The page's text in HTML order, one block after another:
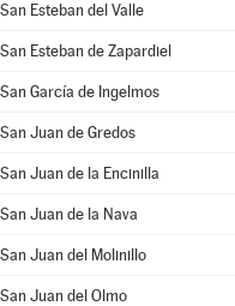
San Esteban del Valle
San Esteban de Zapardiel
San García de Ingelmos
San Juan de Gredos
San Juan de la Encinilla
San Juan de la Nava
San Juan del Molinillo
San Juan del Olmo